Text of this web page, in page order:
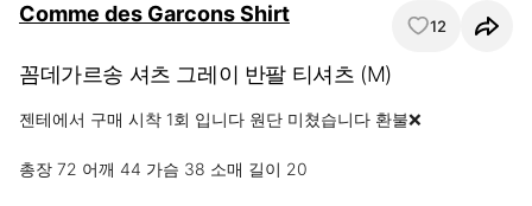
Comme des Garcons Shirt 12
꼼데가르송 셔츠 그레이 반팔 티셔츠 (M)
젠테에서 구매 시착 1회 입니다 원단 미쳤습니다 환불❌
총장 72 어깨 44 가슴 38 소매 길이 20